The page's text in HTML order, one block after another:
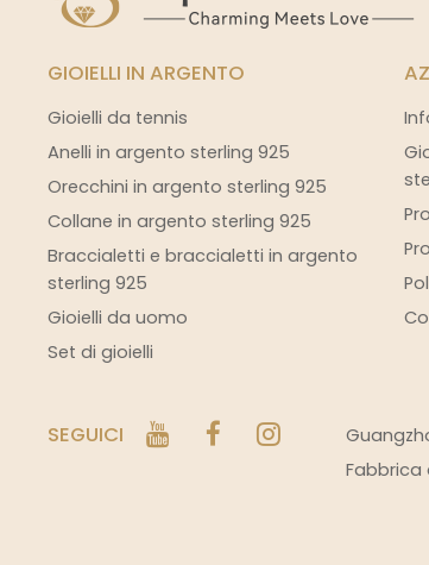
GIOIELLI IN ARGENTO
Gioielli da tennis
Anelli in argento sterling 925
Orecchini in argento sterling 925
Collane in argento sterling 925
Braccialetti e braccialetti in argento
sterling 925
Gioielli da uomo
Set di gioielli
SEGUICI
Fabbrica